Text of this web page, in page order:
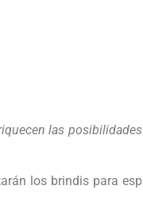
las
los brindis para